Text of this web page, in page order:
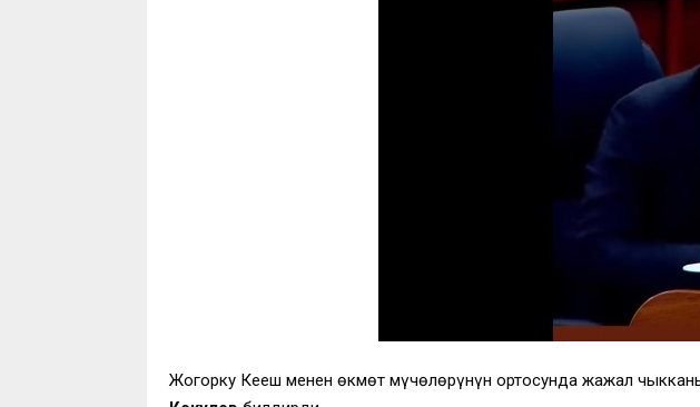
Жогорку Кеңеш менен өкмөт мүчөлөрүнүн ортосунда жаңжал